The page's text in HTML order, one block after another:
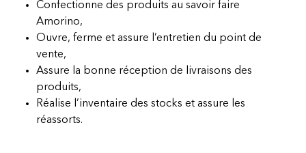
Confectionne des produits au savoir faire
Amorino,
Ouvre, ferme et assure l’entretien du point de
vente,
Assure la bonne réception de livraisons des
produits,
Réalise l’inventaire des stocks et assure les
réassorts.